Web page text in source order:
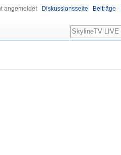
angemeldet Diskussionsseite Beiträge
Suche